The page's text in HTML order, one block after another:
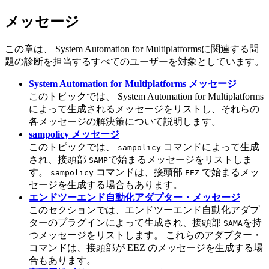
メッセージ
この章は、 System Automation for Multiplatformsに関連する問
題の診断を担当するすべてのユーザーを対象としています。
System Automation for Multiplatforms メッセージ
このトピックでは、 System Automation for Multiplatforms
によって生成されるメッセージをリストし、それらの
各メッセージの解決策について説明します。
sampolicy メッセージ
このトピックでは、
sampolicy コマンドによって生成
され、接頭部 SAMPで始まるメッセージをリストしま
す。
sampolicy コマンドは、接頭部 EEZ で始まるメッ
セージを生成する場合もあります。
エンドツーエンド自動化アダプター・メッセージ
このセクションでは、エンドツーエンド自動化アダプ
ターのプラグインによって生成され、接頭部 SAMAを持
つメッセージをリストします。 これらのアダプター・
コマンドは、接頭部が EEZ のメッセージを生成する場
合もあります。